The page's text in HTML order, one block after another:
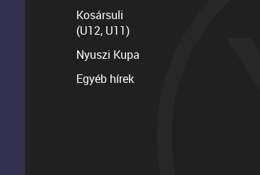
Kosársuli
(U12, U11)
Nyuszi Kupa
Egyéb hírek